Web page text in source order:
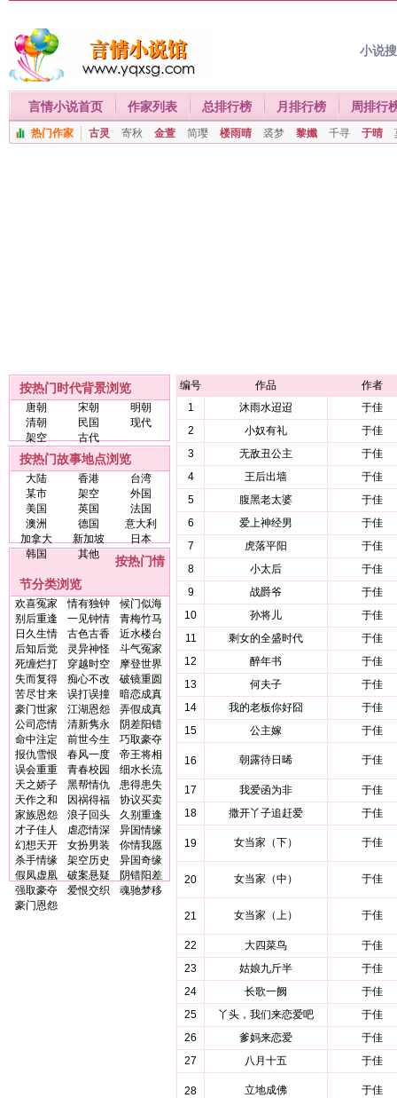
小说
言情小说首页 作家列表 总排行榜 月排行榜 周排行
热门作家 古灵 寄秋 金萱 简璎 楼雨晴 裘梦 黎孅 千寻 于晴
按热门时代背景浏览
唐朝 宋朝
明朝
清朝
民国
现代
架空
古代
按热门故事地点浏览
大陆 香港
台湾
某市
架空
外国
美国
英国
法国
澳洲
德国
意大利
加拿大
新加坡
日本
韩国
其他
按热门情
节分类浏览
欢喜冤家 情有独钟
候门似海
别后重逢
一见钟情
青梅竹马
日久生情
古色古香
近水楼台
后知后觉
灵异神怪
斗气冤家
死缠烂打
穿越时空
摩登世界
失而复得
痴心不改
破镜重圆
苦尽甘来
误打误撞
暗恋成真
豪门世家
江湖恩怨
弄假成真
公司恋情
清新隽永
阴差阳错
命中注定
前世今生
巧取豪夺
报仇雪恨
春风一度
帝王将相
误会重重
青春校园
细水长流
天之娇子
黑帮情仇
患得患失
天作之和
因祸得福
协议买卖
家族恩怨
浪子回头
久别重逢
才子佳人
虐恋情深
异国情缘
幻想天开
女扮男装
你情我愿
杀手情缘
架空历史
异国奇缘
假凤虚凰
破案悬疑
阴错阳差
强取豪夺
爱恨交织
魂驰梦移
豪门恩怨
编号 作品
作者
1
沐雨水迢迢
于佳
2
小奴有礼
于佳
3
无敌丑公主
于佳
4
王后出墙
于佳
5
腹黑老太婆
于佳
6
爱上神经男
于佳
7
虎落平阳
于佳
8
小太后
于佳
9
战爵爷
于佳
10
孙将儿
于佳
11
剩女的全盛时代
于佳
12
醉年书
于佳
13
何夫子
于佳
14
我的老板你好囧
于佳
15
公主嫁 于佳
16 朝露待日晞 于佳
17 我爱函为非
于佳
18
撒开丫子追赶爱 于佳
19 女当家（下） 于佳
20 女当家（中） 于佳
21 女当家（上） 于佳
22 大四菜鸟
于佳
23
姑娘九斤半
于佳
24
长歌一阙
于佳
25
丫头，我们来恋爱吧
于佳
26
爹妈来恋爱
于佳
27
八月十五 于佳
28 立地成佛 于佳